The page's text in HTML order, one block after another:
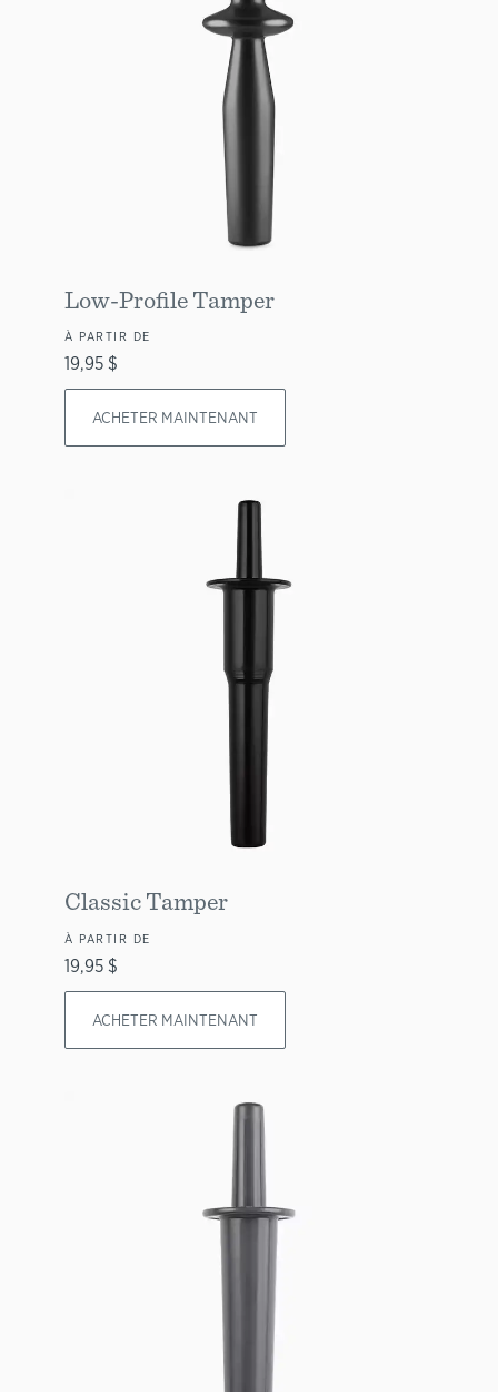
Low-Profile Tamper
À PARTIR DE
19,95 $
ACHETER MAINTENANT
Classic Tamper
À PARTIR DE
19,95 $
ACHETER MAINTENANT